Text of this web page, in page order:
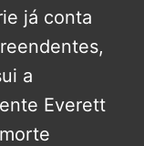
já conta
a
Everett